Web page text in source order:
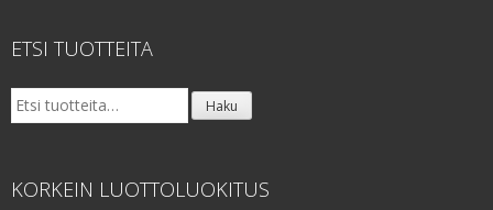
ETSI TUOTTEITA
Etsi: Haku
KORKEIN LUOTTOLUOKITUS